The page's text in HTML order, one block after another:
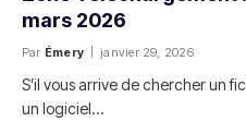
mars 2026
Par Émery janvier 29, 2026
S’il vous arrive de chercher un
un logiciel…